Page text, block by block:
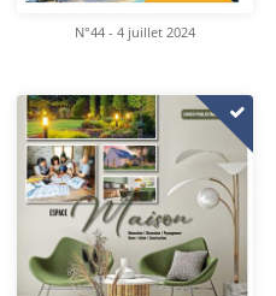
N°44 - 4 juillet 2024